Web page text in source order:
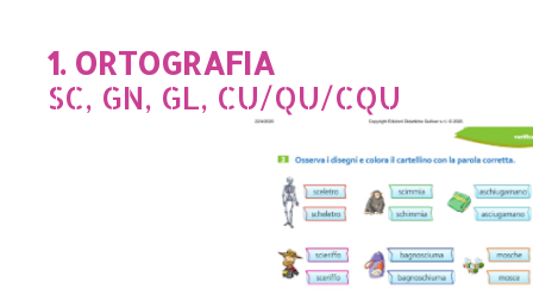
1. ORTOGRAFIA
SC, GN, GL, CU/QU/CQU